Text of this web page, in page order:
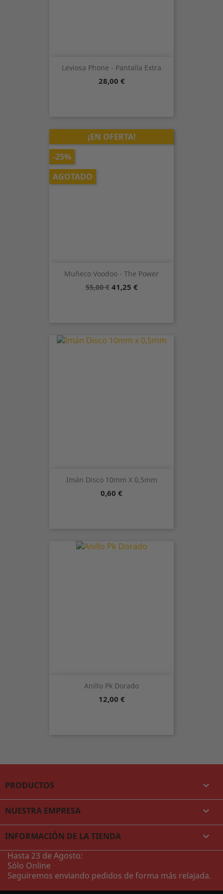
Leviosa Phone - Pantalla Extra
Precio
28,00 €
Muñeco Voodoo - The Power
Precio
55,00 € Precio
41,25 €
¡EN OFERTA!
-25%
AGOTADO
Imán Disco 10mm X 0,5mm
Precio
0,60 €
Anillo Pk Dorado
Precio
12,00 €
PRODUCTOS 
NUESTRA EMPRESA 
INFORMACIÓN DE LA TIENDA keyboard_arrow_down
Hasta 23 de Agosto:
Sólo Online
Seguiremos enviando pedidos de forma más relajada.